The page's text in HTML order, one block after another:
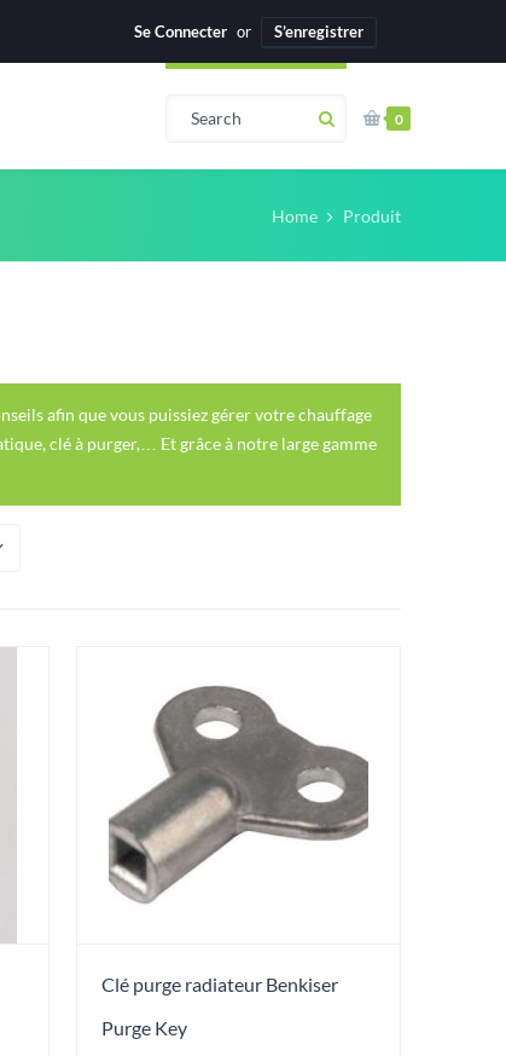
Se Connecter or S’enregistrer
0
Home Produit
afin que vous puissiez gérer votre chauffage
clé à purger,… Et grâce à notre large gamme
Clé purge radiateur Benkiser
Purge Key